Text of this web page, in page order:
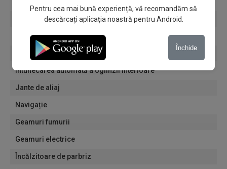
Computer de bord
Bare de plafon
Oglinzi electrice
Întunecarea automată a oglinzii interioare
Jante de aliaj
Navigație
Geamuri fumurii
Geamuri electrice
Încălzitoare de parbriz
Pentru cea mai bună experiență, vă recomandăm să
descărcați aplicația noastră pentru Android.
Închide